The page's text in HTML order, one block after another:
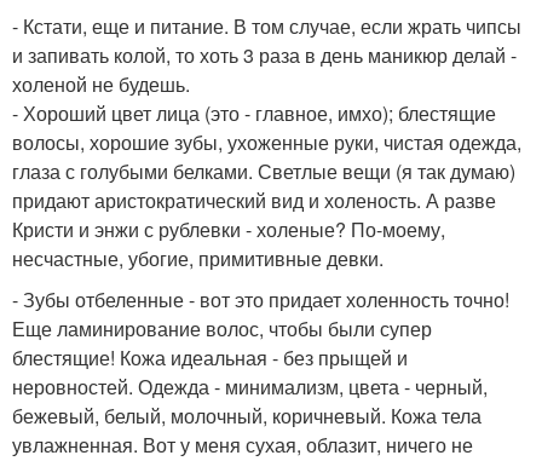
- Кстати, еще и питание. В том случае, если жрать чипсы
и запивать колой, то хоть 3 раза в день маникюр делай -
холеной не будешь.
- Хороший цвет лица (это - главное, имхо); блестящие
волосы, хорошие зубы, ухоженные руки, чистая одежда,
глаза с голубыми белками. Светлые вещи (я так думаю)
придают аристократический вид и холеность. А разве
Кристи и энжи с рублевки - холеные? По-моему,
несчастные, убогие, примитивные девки.
- Зубы отбеленные - вот это придает холенность точно!
Еще ламинирование волос, чтобы были супер
блестящие! Кожа идеальная - без прыщей и
неровностей. Одежда - минимализм, цвета - черный,
бежевый, белый, молочный, коричневый. Кожа тела
увлажненная. Вот у меня сухая, облазит, ничего не